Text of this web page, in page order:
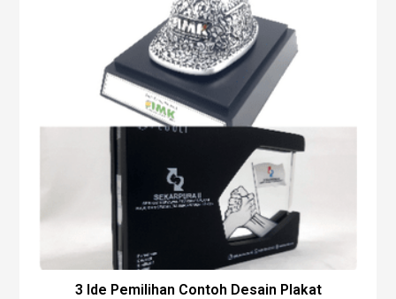
3 Ide Pemilihan Contoh Desain Plakat